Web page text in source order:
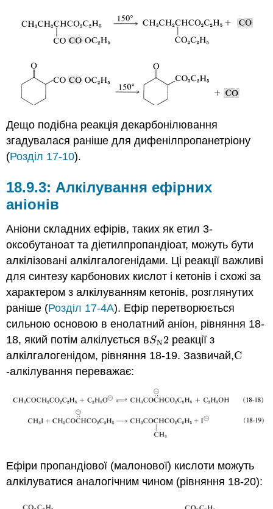
Дещо подібна реакція декарбонілювання
згадувалася раніше для дифенілпропанетріону
(Розділ 17-10).
Алкілування ефірних
аніонів
Аніони складних ефірів, таких як етил 3-
оксобутаноат та діетилпропандіоат, можуть бути
алкілізовані алкілгалогенідами. Ці реакції важливі
для синтезу карбонових кислот і кетонів і схожі за
характером з алкілуванням кетонів, розглянутих
раніше (Розділ 17-4A). Ефір перетворюється
сильною основою в енолатний аніон, рівняння 18-
18, який потім алкілується вSN2
SN2 реакції з
алкілгалогенідом, рівняння 18-19. Зазвичай,C
C
-алкілування переважає:
Ефіри пропандіової (малонової) кислоти можуть
алкілуватися аналогічним чином (рівняння 18-20):